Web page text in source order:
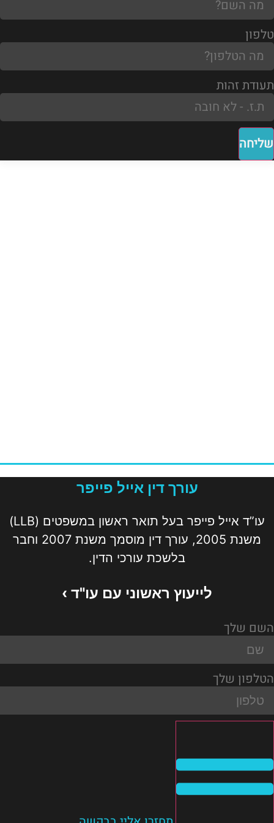
טלפון
תעודת זהות
שליחה
עורך דין אייל פייפר
עו”ד אייל פייפר בעל תואר ראשון במשפטים (LLB)
משנת 2005, עורך דין מוסמך משנת 2007 וחבר
בלשכת עורכי הדין.
לייעוץ ראשוני עם עו"ד ›
השם שלך
הטלפון שלך